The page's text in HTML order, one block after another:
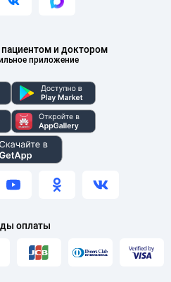
и доктором
приложение
оплаты